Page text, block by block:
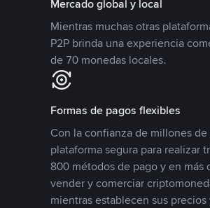
Mercado global y local
Mientras muchas otras
P2P brinda una experiencia
de 70 monedas locales.
Formas de pagos flexibles
Con la confianza de millones
plataforma segura para realizar
800 métodos de pago y en más
vender y comerciar
mientras establecen sus